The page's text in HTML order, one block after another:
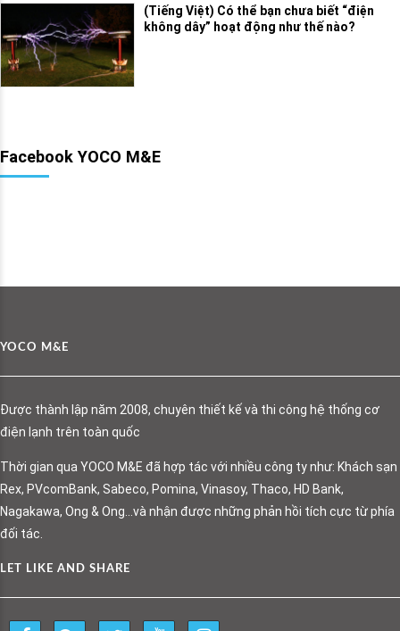
(Tiếng Việt) Có thể bạn chưa biết “điện
không dây” hoạt động như thế nào?
Facebook YOCO M&E
YOCO M&E
Được thành lập năm 2008, chuyên thiết kế và thi công hệ thống cơ
điện lạnh trên toàn quốc
Thời gian qua YOCO M&E đã hợp tác với nhiều công ty như: Khách sạn
Rex, PVcomBank, Sabeco, Pomina, Vinasoy, Thaco, HD Bank,
Nagakawa, Ong & Ong…và nhận được những phản hồi tích cực từ phía
đối tác.
LET LIKE AND SHARE